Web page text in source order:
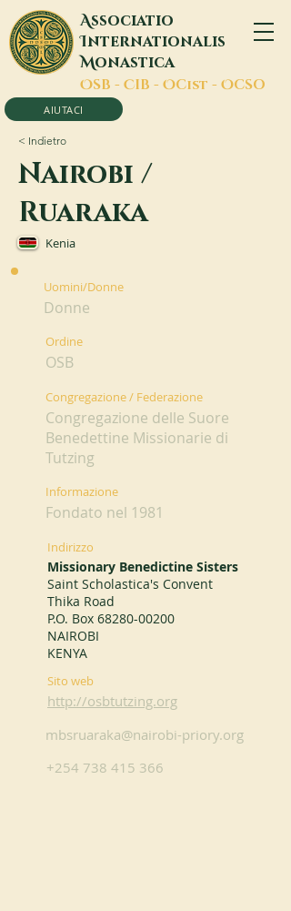
Associatio
Internationalis
Monastica
OSB - CIB - OCist - OCSO
AIUTACI
< Indietro
Nairobi /
Ruaraka
Kenia
Uomini/Donne
Donne
Ordine
OSB
Congregazione / Federazione
Congregazione delle Suore
Benedettine Missionarie di
Tutzing
Informazione
Fondato nel 1981
Indirizzo
Missionary Benedictine Sisters
Saint Scholastica's Convent
Thika Road
P.O. Box 68280-00200
NAIROBI
KENYA
Sito web
http://osbtutzing.org
mbsruaraka@nairobi-priory.org
+254 738 415 366